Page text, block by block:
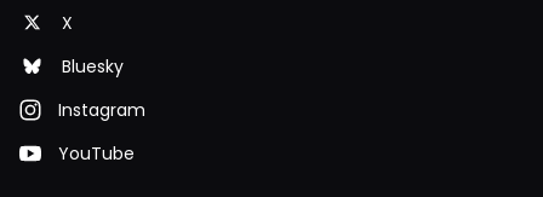
X
Bluesky
Instagram
YouTube